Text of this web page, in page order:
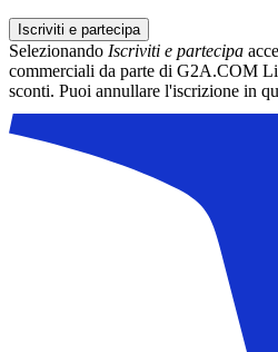
Iscriviti e partecipa
Selezionando Iscriviti e partecipa
commerciali da parte di G2A.COM
sconti. Puoi annullare l'iscrizione in